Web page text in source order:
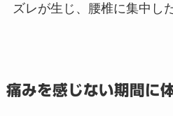
ズレが生じ、腰椎に集中し
痛みを感じない期間に